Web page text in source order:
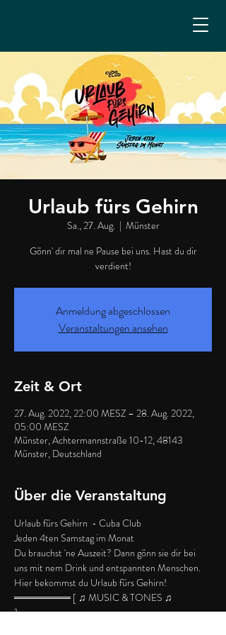
Urlaub fürs Gehirn
Sa., 27. Aug.
  |
Münster
Gönn' dir mal ne Pause bei uns. Hast du dir
verdient!
Anmeldung abgeschlossen
Veranstaltungen ansehen
Zeit & Ort
27. Aug. 2022, 22:00 MESZ – 28. Aug. 2022,
05:00 MESZ
Münster, Achtermannstraße 10-12, 48143
Münster, Deutschland
Über die Veranstaltung
Urlaub fürs Gehirn  - Cuba Club
Jeden 4ten Samstag im Monat
Du brauchst 'ne Auszeit? Dann gönn sie dir bei
uns mit nem Drink und entspannten Menschen.
Hier bekommst du Urlaub fürs Gehirn!
════════ [ ♫ MUSIC & TONES ♫
]═════════